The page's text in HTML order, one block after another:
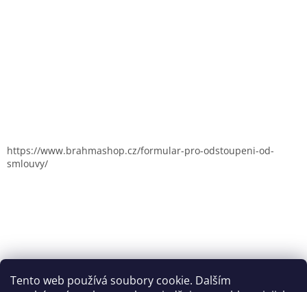
Tento web používá soubory cookie. Dalším
https://www.brahmashop.cz/formular-pro-odstoupeni-od-
smlouvy/